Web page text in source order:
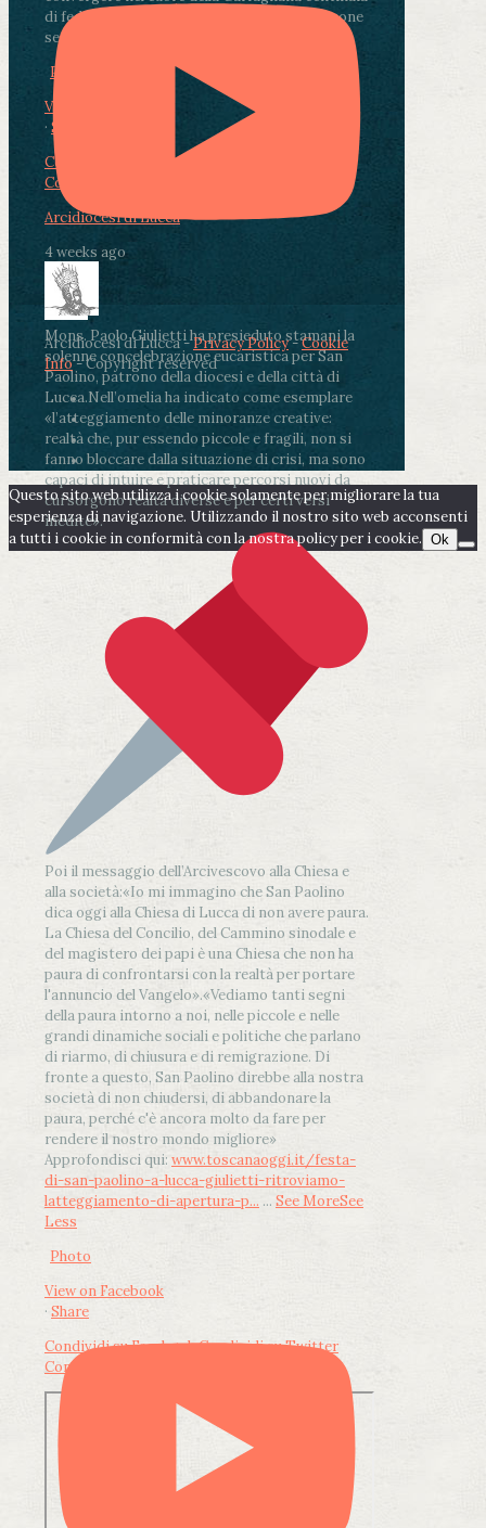
di fedeli, operatori sanitari, volontari e persone
segnate dalla malattia.
Photo
View on Facebook
· Share
Condividi su Facebook
Condividi su LinkedIn
Arcidiocesi di Lucca
4 weeks ago
Mons. Paolo Giulietti ha presieduto stamani la
solenne concelebrazione eucaristica per San
Paolino, patrono della diocesi e della città di
Lucca.Nell’omelia ha indicato come esemplare
«l’atteggiamento delle minoranze creative:
realtà che, pur essendo piccole e fragili, non si
fanno bloccare dalla situazione di crisi, ma sono
capaci di intuire e praticare percorsi nuovi da
cui sorgono realtà diverse e per certi versi
inedite».
Poi il messaggio dell’Arcivescovo alla Chiesa e
alla società:«Io mi immagino che San Paolino
dica oggi alla Chiesa di Lucca di non avere paura.
La Chiesa del Concilio, del Cammino sinodale e
del magistero dei papi è una Chiesa che non ha
paura di confrontarsi con la realtà per portare
l'annuncio del Vangelo».«Vediamo tanti segni
della paura intorno a noi, nelle piccole e nelle
grandi dinamiche sociali e politiche che parlano
di riarmo, di chiusura e di remigrazione. Di
fronte a questo, San Paolino direbbe alla nostra
società di non chiudersi, di abbandonare la
paura, perché c'è ancora molto da fare per
rendere il nostro mondo migliore»
Approfondisci qui: www.toscanaoggi.it/festa-
di-san-paolino-a-lucca-giulietti-ritroviamo-
latteggiamento-di-apertura-p... ... See MoreSee
Less
Photo
View on Facebook
· Share
Condividi su FacebookCondividi su Twitter
Condividi su LinkedIn
Arcidiocesi di Lucca -Privacy Policy-Cookie
Info- Copyright reserved
Questo sito web utilizza i cookie solamente per migliorare la tua
esperienza di navigazione. Utilizzando il nostro sito web acconsenti
a tutti i cookie in conformità con la nostra policy per i cookie. Ok